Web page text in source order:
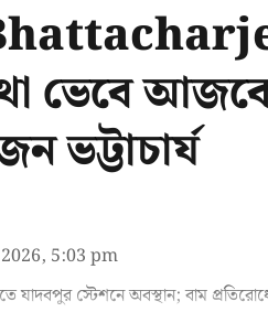
ভেবে
ভট্টাচার্য
5:03 pm
স্টেশনে অবস্থান; বাম